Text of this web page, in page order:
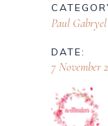
Paul Gabryel
DATE:
7 November